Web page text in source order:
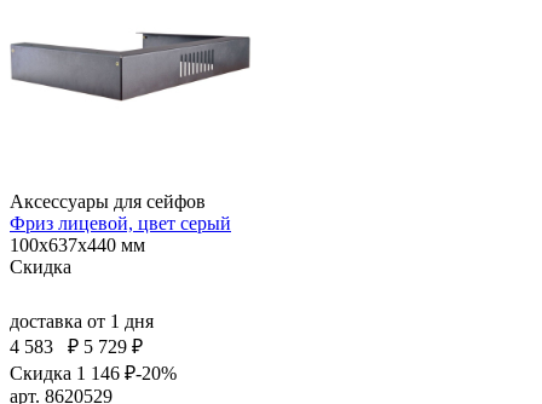
Аксессуары для сейфов
Фриз лицевой, цвет серый
100x637x440 мм
Скидка
доставка от 1 дня
4 583
₽ 5 729 ₽
Скидка 1 146 ₽-20%
арт. 8620529